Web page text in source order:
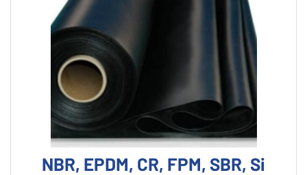
NBR, EPDM, CR, FPM, SBR, Si